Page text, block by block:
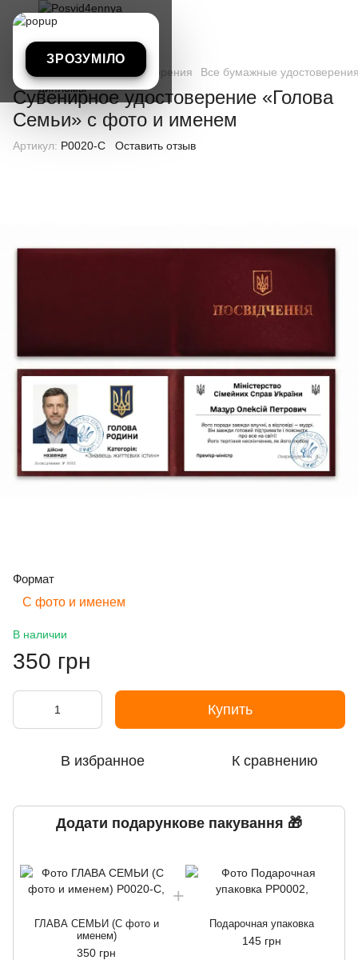
ЗРОЗУМІЛО
Все бумажные удостоверения Все бумажные
Сувенирное удостоверение «Голова
Семьи» с фото и именем
Артикул: P0020-C Оставить отзыв
Формат
С фото и именем
В наличии
350 грн
Купить
В избранное К сравнению
Додати подарункове пакування 🎁
ГЛАВА СЕМЬИ (С фото и
именем)
350 грн
Подарочная упаковка
145 грн